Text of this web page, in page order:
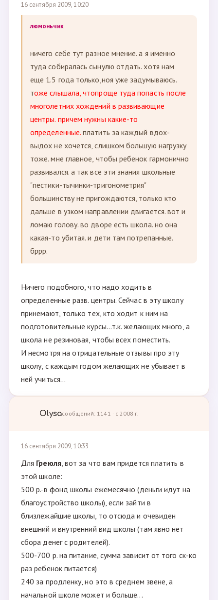
16 сентября 2009, 10:20
люмоньчик
ничего себе тут разное мнение. а я именно
туда собиралась сынулю отдать. хотя нам
еще 1.5 года только,ноя уже задумываюсь.
тоже слышала, чтопроще туда попасть после
многолетних хождений в развивающие
центры. причем нужны какие-то
определенные. платить за каждый вдох-
выдох не хочется, слишком большую нагрузку
тоже. мне главное, чтобы ребенок гармонично
развивался. а так все эти знания школьные
"пестики-тычинки-тригонометрия"
большинству не пригождаются, только кто
дальше в узком направлении двигается. вот и
ломаю голову. во дворе есть школа. но она
какая-то убитая. и дети там потрепанные.
бррр.
Ничего подобного, что надо ходить в
определенные разв. центры. Сейчас в эту школу
принемают, только тех, кто ходит к ним на
подготовительные курсы...т.к. желающих много, а
школа не резиновая, чтобы всех поместить.
И несмотря на отрицательные отзывы про эту
школу, с каждым годом желающих не убывает в
ней учиться...
Olysaсообщений: 1141 · с 2008 г.
16 сентября 2009, 10:33
Для Греюля, вот за что вам придется платить в
этой школе:
500 р.-в фонд школы ежемесячно (деньги идут на
благоустройство школы), если зайти в
близлежайшие школы, то отсюда и очевиден
внешний и внутренний вид школы (там явно нет
сбора денег с родителей).
500-700 р. на питание, сумма зависит от того ск-ко
раз ребенок питается)
240 за продленку, но это в среднем звене, а
начальной школе может и больше...